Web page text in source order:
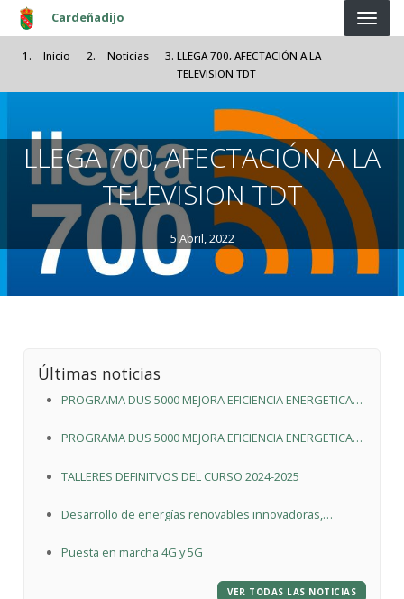
Pasar al contenido principal
Cardeñadijo
Inicio Noticias
LLEGA 700, AFECTACIÓN A LA
TELEVISION TDT
LLEGA 700, AFECTACIÓN A LA
TELEVISION TDT
5 Abril, 2022
Últimas noticias
PROGRAMA DUS 5000 MEJORA EFICIENCIA ENERGETICA
PROGRAMA DUS 5000 MEJORA EFICIENCIA ENERGETICA
TALLERES DEFINITVOS DEL CURSO 2024-2025
Desarrollo de energías renovables innovadoras,
productivos en el “Polideportivo Municipal de
Puesta en marcha 4G y 5G
VER TODAS LAS NOTICIAS